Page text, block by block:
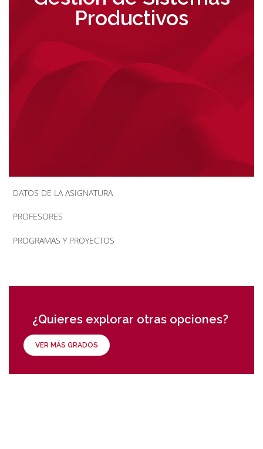
navegación
Productivos
DATOS DE LA ASIGNATURA
PROFESORES
PROGRAMAS Y PROYECTOS
¿Quieres explorar otras opciones?
VER MÁS GRADOS